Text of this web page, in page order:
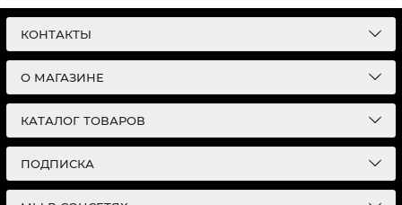
КОНТАКТЫ
О МАГАЗИНЕ
КАТАЛОГ ТОВАРОВ
ПОДПИСКА